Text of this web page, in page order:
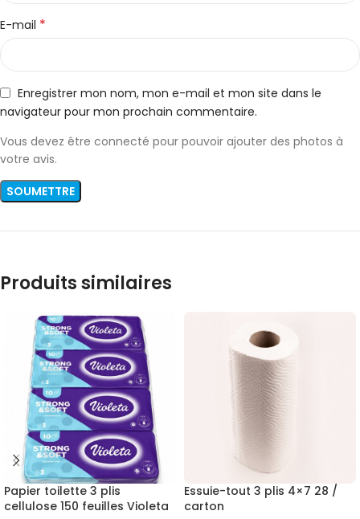
E-mail *
Enregistrer mon nom, mon e-mail et mon site dans le
navigateur pour mon prochain commentaire.
Vous devez être connecté pour pouvoir ajouter des photos à
votre avis.
Produits similaires
Papier toilette 3 plis
cellulose 150 feuilles Violeta
Essuie-tout 3 plis 4×7 28 /
carton